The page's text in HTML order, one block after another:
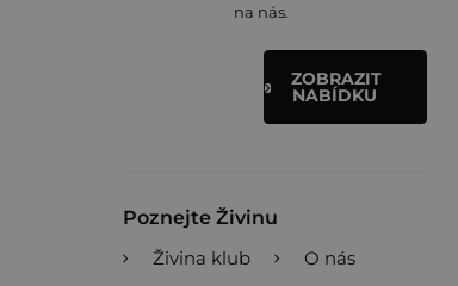
na nás.
ZOBRAZIT
NABÍDKU
Poznejte Živinu
Živina klub
O nás